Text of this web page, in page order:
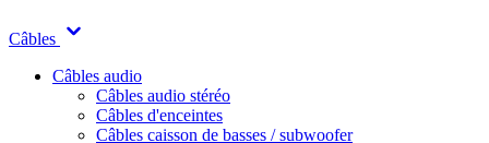
Câbles
Câbles audio
Câbles audio stéréo
Câbles d'enceintes
Câbles caisson de basses / subwoofer